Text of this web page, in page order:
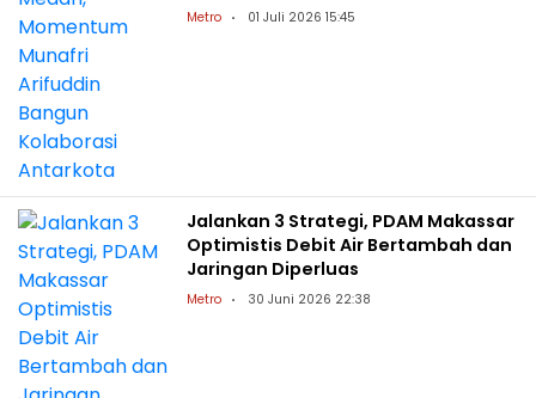
Metro 01 Juli 2026 15:45
Jalankan 3 Strategi, PDAM Makassar
Optimistis Debit Air Bertambah dan
Jaringan Diperluas
Metro 30 Juni 2026 22:38